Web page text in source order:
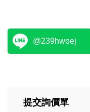
@239hwoej
提交詢價單